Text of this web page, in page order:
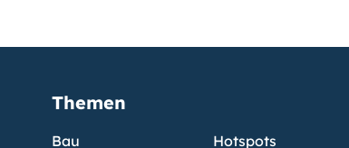
Themen
Bau Hotspots